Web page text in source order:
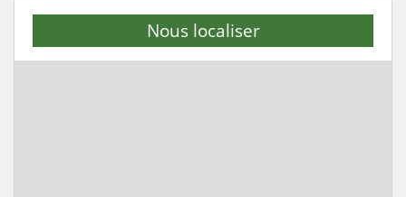
Nous localiser